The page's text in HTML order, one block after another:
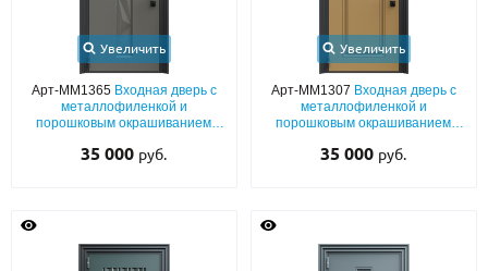
Увеличить
Арт-ММ1365 Входная дверь с
металлофиленкой и
порошковым окрашиванием
35 000 руб.
Увеличить
Арт-ММ1307 Входная дверь с
металлофиленкой и
порошковым окрашиванием
35 000 руб.